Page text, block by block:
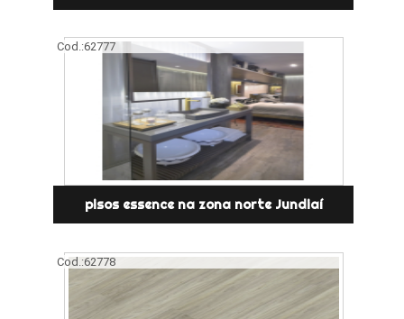
Cod.:62777
pisos essence na zona norte Jundiaí
Cod.:62778